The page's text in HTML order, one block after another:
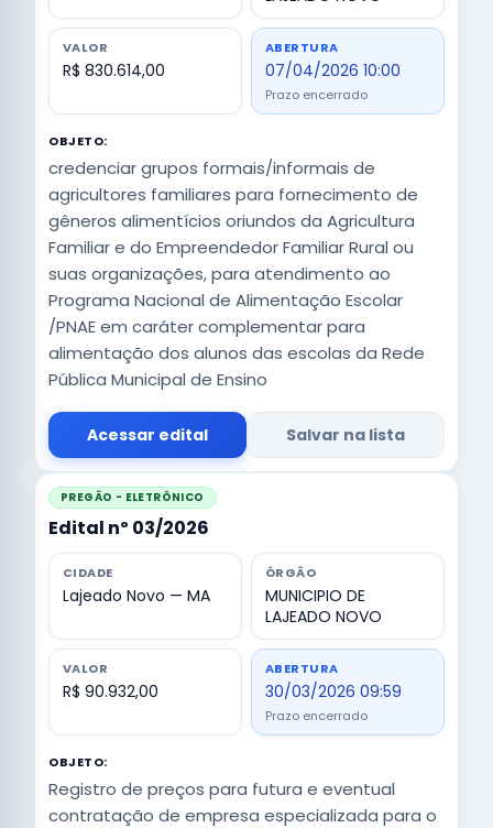
VALOR
R$ 830.614,00
ABERTURA
07/04/2026 10:00
Prazo encerrado
OBJETO:
credenciar grupos formais/informais de
agricultores familiares para fornecimento de
gêneros alimentícios oriundos da Agricultura
Familiar e do Empreendedor Familiar Rural ou
suas organizações, para atendimento ao
Programa Nacional de Alimentação Escolar
/PNAE em caráter complementar para
alimentação dos alunos das escolas da Rede
Pública Municipal de Ensino
Acessar edital Salvar na lista
PREGÃO - ELETRÔNICO
Edital nº 03/2026
CIDADE
Lajeado Novo — MA
ÓRGÃO
MUNICIPIO DE
LAJEADO NOVO
VALOR
R$ 90.932,00
ABERTURA
30/03/2026 09:59
Prazo encerrado
OBJETO:
Registro de preços para futura e eventual
contratação de empresa especializada para o